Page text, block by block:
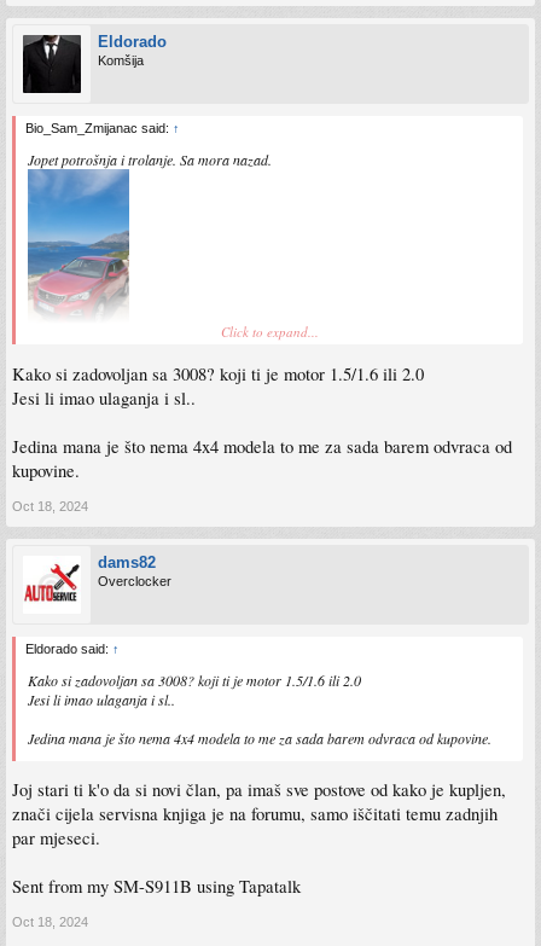
Eldorado
Komšija
Bio_Sam_Zmijanac said: ↑
Jopet potrošnja i trolanje. Sa mora nazad.
Click to expand...
Kako si zadovoljan sa 3008? koji ti je motor 1.5/1.6 ili 2.0
Jesi li imao ulaganja i sl..
Jedina mana je što nema 4x4 modela to me za sada barem odvraca od
kupovine.
Oct 18, 2024
dams82
Overclocker
Eldorado said: ↑
Kako si zadovoljan sa 3008? koji ti je motor 1.5/1.6 ili 2.0
Jesi li imao ulaganja i sl..
Jedina mana je što nema 4x4 modela to me za sada barem odvraca od kupovine.
Joj stari ti k'o da si novi član, pa imaš sve postove od kako je kupljen,
znači cijela servisna knjiga je na forumu, samo iščitati temu zadnjih
par mjeseci.
Sent from my SM-S911B using Tapatalk
Oct 18, 2024